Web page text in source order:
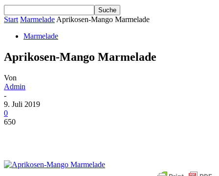
Start Marmelade Aprikosen-Mango Marmelade
Marmelade
Aprikosen-Mango Marmelade
Von
Admin
-
9. Juli 2019
0
650